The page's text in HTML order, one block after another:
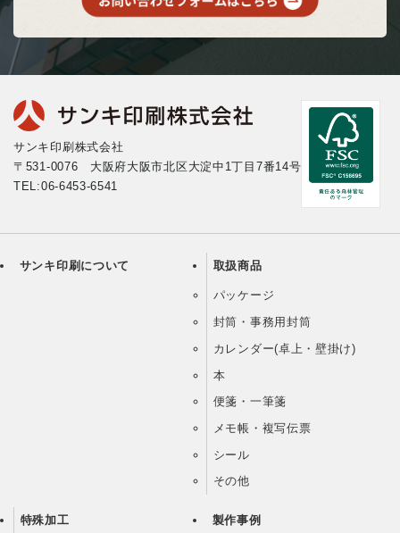
サンキ印刷株式会社
〒531-0076 大阪府大阪市北区大淀中1丁目7番14号
TEL:06-6453-6541
サンキ印刷について 取扱商品
パッケージ
封筒・事務用封筒
カレンダー(卓上・壁掛け)
本
便箋・一筆箋
メモ帳・複写伝票
シール
その他
特殊加工 製作事例